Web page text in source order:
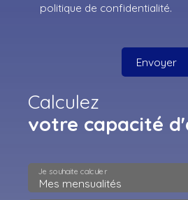
politique de confidentialité.
Envoyer
Calculez
votre capacité
Mes mensualités
Je souhaite calculer